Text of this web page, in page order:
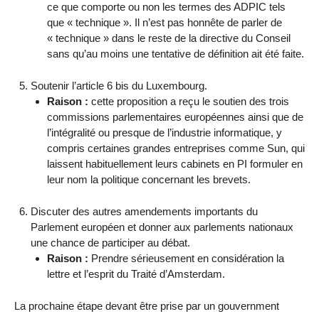
ce que comporte ou non les termes des ADPIC tels
que « technique ». Il n’est pas honnête de parler de
« technique » dans le reste de la directive du Conseil
sans qu’au moins une tentative de définition ait été faite.
Soutenir l’article 6 bis du Luxembourg.
Raison : cette proposition a reçu le soutien des trois
commissions parlementaires européennes ainsi que de
l’intégralité ou presque de l’industrie informatique, y
compris certaines grandes entreprises comme Sun, qui
laissent habituellement leurs cabinets en PI formuler en
leur nom la politique concernant les brevets.
Discuter des autres amendements importants du
Parlement européen et donner aux parlements nationaux
une chance de participer au débat.
Raison : Prendre sérieusement en considération la
lettre et l’esprit du Traité d’Amsterdam.
La prochaine étape devant être prise par un gouvernment